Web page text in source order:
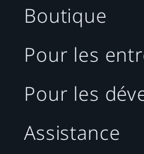
Boutique
Pour les
Pour les
Assistance